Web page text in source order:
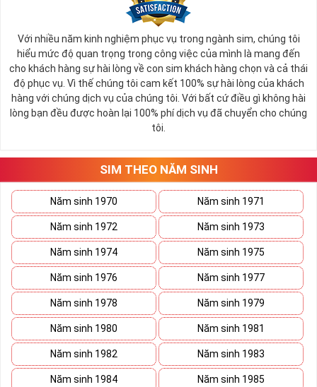
Ý nghĩa sim tứ quý 2
Theo quan niệm phong thủy
Số 2 tượng trưng cho sự cân bằng, hài hòa của âm dương và đất
trời. Sự cân bằng này giúp cho mọi việc đều thuận lợi và mang lại
nhiều may mắn trong cuộc sống và kinh doanh.
Số 2 còn biểu trưng cho lòng tốt, sự ổn định và tính hai mặt của
mọi vấn đề. Số 2 giúp cho họ có được sự lựa chọn, để đưa ra
những hướng giải quyết đúng đắn nhắt.
tứ 2 cùng xuất hiện trong một dãy số sim càng giúp cho ý nghĩa
sim tứ quýtăng lên gấp bội. Sở hữu sim Tứ Quý 2 giúp khích lệ tinh
thần người sở hữu là không sợ bất cứ điều gì mà hãy cứ làm thì
mọi điều tốt đẹp và may mắn ắt sẽ đến.
Lợi ích sim Tứ Quý 2 mang lại là gì?
Với nhiều năm kinh nghiệm phục vụ trong ngành sim, chúng tôi
hiểu mức độ quan trọng trong công việc của mình là mang đến
cho khách hàng sự hài lòng về con sim khách hàng chọn và cả thái
độ phục vụ. Vì thế chúng tôi cam kết 100% sự hài lòng của khách
hàng với chúng dịch vụ của chúng tôi. Với bất cứ điều gì không hài
lòng bạn đều được hoàn lại 100% phí dịch vụ đã chuyển cho chúng
tôi.
SIM THEO NĂM SINH
Năm sinh 1970 Năm sinh 1971
Năm sinh 1972 Năm sinh 1973
Năm sinh 1974 Năm sinh 1975
Năm sinh 1976 Năm sinh 1977
Năm sinh 1978 Năm sinh 1979
Năm sinh 1980 Năm sinh 1981
Năm sinh 1982 Năm sinh 1983
Năm sinh 1984 Năm sinh 1985